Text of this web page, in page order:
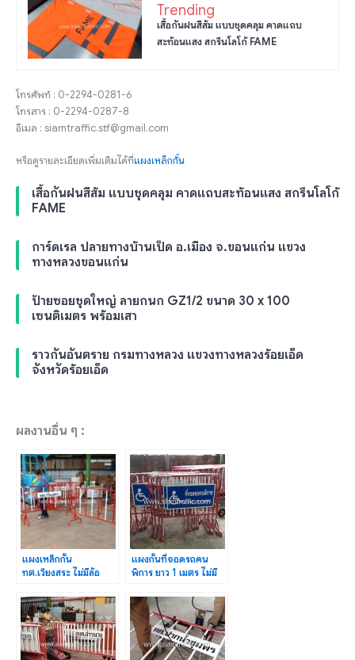
Trending
เสื้อกันฝนสีส้ม แบบชุดคลุม คาดแถบ
สะท้อนแสง สกรีนโลโก้ FAME
โทรศัพท์ : 0-2294-0281-6
โทรสาร : 0-2294-0287-8
อีเมล : siamtraffic.stf@gmail.com
หรือดูรายละเอียดเพิ่มเติมได้ที่แผงเหล็กกั้น
เสื้อกันฝนสีส้ม แบบชุดคลุม คาดแถบสะท้อนแสง สกรีนโลโก้
FAME
การ์ดเรล ปลายทางบ้านเป็ด อ.เมือง จ.ขอนแก่น แขวง
ทางหลวงขอนแก่น
ป้ายซอยชุดใหญ่ ลายกนก GZ1/2 ขนาด 30 x 100
เซนติเมตร พร้อมเสา
ราวกันอันตราย กรมทางหลวง แขวงทางหลวงร้อยเอ็ด
จังหวัดร้อยเอ็ด
ผลงานอื่น ๆ :
แผงเหล็กกั้น
ทต.เวียงสระ ไม่มีล้อ
80 แผง
แผงกั้นที่จอดรถคน
พิการ ยาว 1 เมตร ไม่มี